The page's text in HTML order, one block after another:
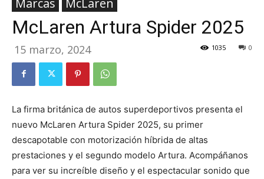
McLaren Artura Spider 2025
15 marzo, 2024 0
1035
La firma británica de autos superdeportivos presenta el
nuevo McLaren Artura Spider 2025, su primer
descapotable con motorización híbrida de altas
prestaciones y el segundo modelo Artura. Acompáñanos
para ver su increíble diseño y el espectacular sonido que